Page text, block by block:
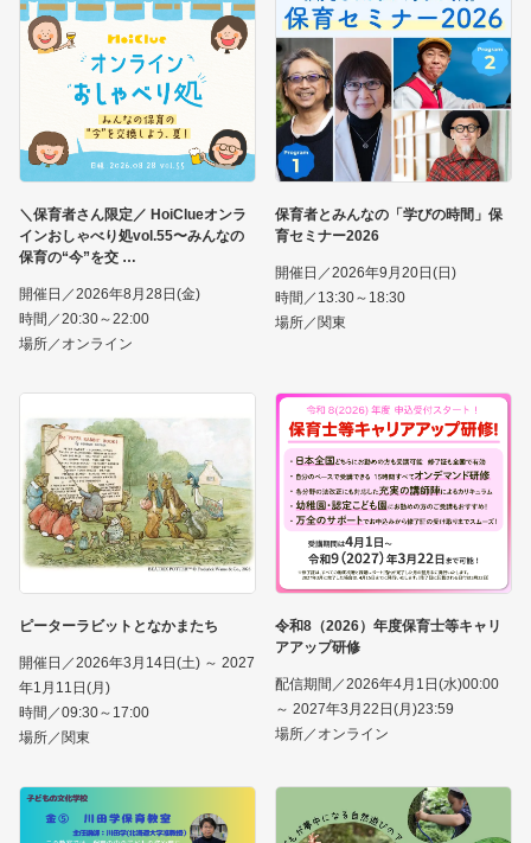
＼保育者さん限定／ HoiClueオンラ
インおしゃべり処vol.55〜みんなの
保育の“今”を交
開催日／2026年8月28日(金)
時間／20:30～22:00
場所／オンライン
保育者とみんなの「学びの時間」保
育セミナー2026
開催日／2026年9月20日(日)
時間／13:30～18:30
場所／関東
ピーターラビットとなかまたち
開催日／2026年3月14日(土) ～ 2027
年1月11日(月)
時間／09:30～17:00
場所／関東
令和8（2026）年度保育士等キャリ
アアップ研修
配信期間／2026年4月1日(水)00:00
～ 2027年3月22日(月)23:59
場所／オンライン